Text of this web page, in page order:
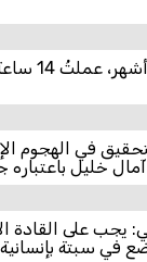
“لمدة
في الهجوم
خليل
يجب على القادة
في سبتة